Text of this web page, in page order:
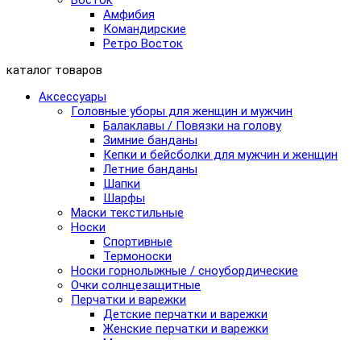
Амфибия
Командирские
Ретро Восток
каталог товаров
Аксессуары
Головные уборы для женщин и мужчин
Балаклавы / Повязки на голову
Зимние банданы
Кепки и бейсболки для мужчин и женщин
Летние банданы
Шапки
Шарфы
Маски текстильные
Носки
Спортивные
Термоноски
Носки горнолыжные / сноубордические
Очки солнцезащитные
Перчатки и варежки
Детские перчатки и варежки
Женские перчатки и варежки